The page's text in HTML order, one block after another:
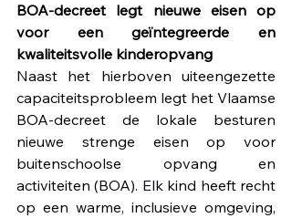
BOA-decreet legt nieuwe eisen op
voor een geïntegreerde en
kwaliteitsvolle kinderopvang
Naast het hierboven uiteengezette
capaciteitsprobleem legt het Vlaamse
BOA-decreet de lokale besturen
nieuwe strenge eisen op voor
buitenschoolse opvang en
activiteiten (BOA). Elk kind heeft recht
op een warme, inclusieve omgeving,